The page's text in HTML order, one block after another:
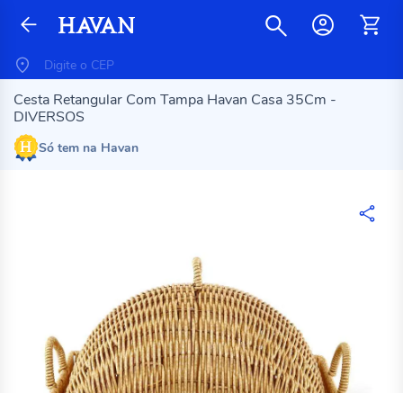
Cesta Retangular Com Tampa Havan Casa 35Cm -
DIVERSOS
Só tem na Havan